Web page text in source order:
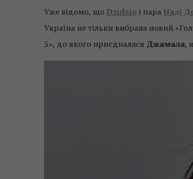
Уже відомо, що Dzidzio і пара Наді
Україна не тільки вибрала новий
5», до якого приєдналася Джамала,